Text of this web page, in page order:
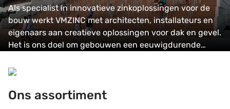
Als specialist in innovatieve zinkoplossingen voor de
bouw werkt VMZINC met architecten, installateurs en
eigenaars aan creatieve oplossingen voor dak en gevel.
Het is ons doel om gebouwen een eeuwigdurende
Ons assortiment
Ons assortiment